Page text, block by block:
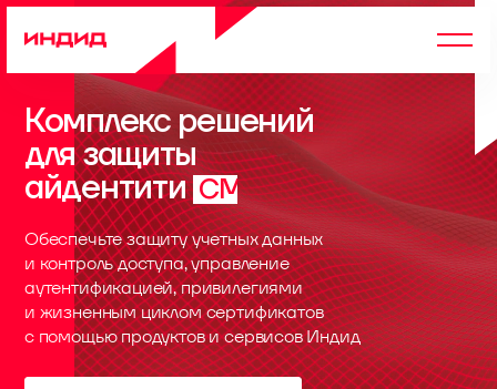
Комплекс решений
для защиты
айдентитиCM
Обеспечьте защиту учетных данных
и контроль доступа, управление
аутентификацией, привилегиями
и жизненным циклом сертификатов
с помощью продуктов и сервисов Индид